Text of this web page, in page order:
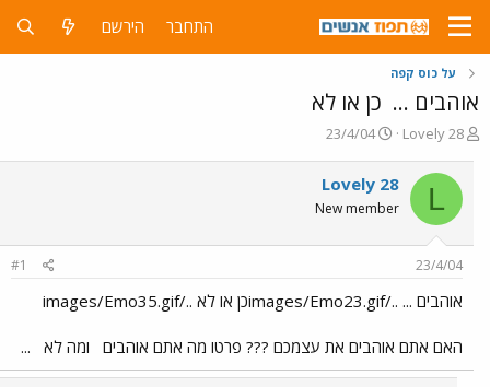
התחבר הירשם
על כוס קפה
אוהבים ... כן או לא
פ
ח
ה
ו
ש
Lovely 28
פ
ס
ם
ת
י
23/4/04
L
Lovely 28
New member
23/4/04
#1
אוהבים ... ../images/Emo23.gifכן או לא ../images/Emo35.gif
האם אתם אוהבים את עצמכם ??? פרטו מה אתם אוהבים ומה לא ...